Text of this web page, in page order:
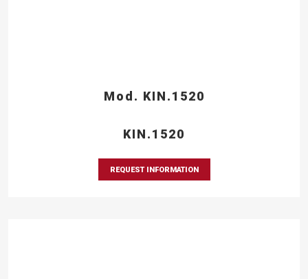
Mod. KIN.1520
KIN.1520
REQUEST INFORMATION